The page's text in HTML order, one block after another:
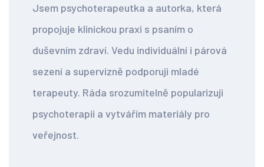
Jsem psychoterapeutka a autorka, která
propojuje klinickou praxi s psaním o
duševním zdraví. Vedu individuální i párová
sezení a supervizně podporuji mladé
terapeuty. Ráda srozumitelně popularizuji
psychoterapii a vytvářím materiály pro
veřejnost.